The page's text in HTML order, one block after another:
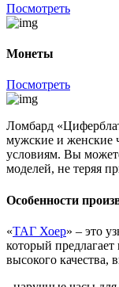
Посмотреть
Монеты
Посмотреть
Ломбард
мужские и женские
условиям. Вы
моделей, не теряя
Особенности
«ТАГ Хоер» – это
который
высокого качества,